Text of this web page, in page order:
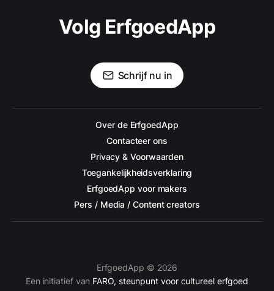
Volg ErfgoedApp
Schrijf nu in
Over de ErfgoedApp
Contacteer ons
Privacy & Voorwaarden
Toegankelijkheidsverklaring
ErfgoedApp voor makers
Pers / Media / Content creators
ErfgoedApp © 2026
Een initiatief van FARO, steunpunt voor cultureel erfgoed